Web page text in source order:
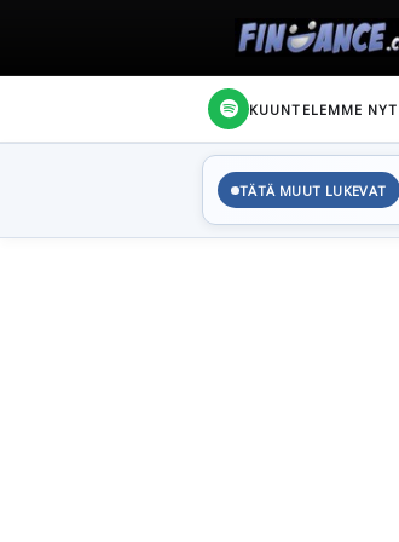
KUUNTELEMME NYT
TÄTÄ MUUT LUKEVAT